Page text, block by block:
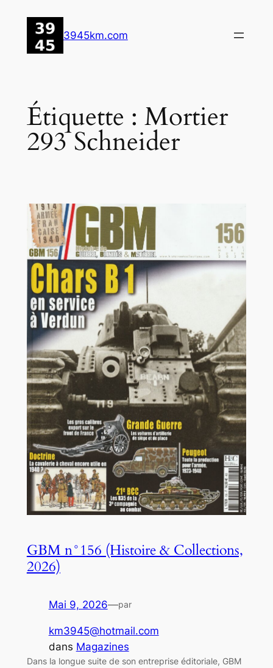
contenu
3945km.com
Étiquette : Mortier
293 Schneider
GBM n°156 (Histoire & Collections,
2026)
Mai 9, 2026—par
km3945@hotmail.com
dans Magazines
Dans la longue suite de son entreprise éditoriale, GBM